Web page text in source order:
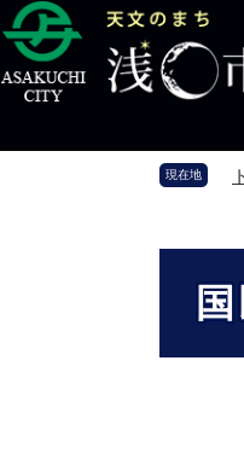
ペ
ー
ジ
メ
ニ
ュ
現在地